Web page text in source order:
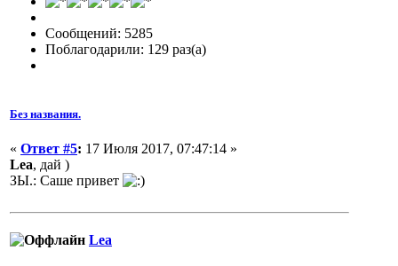
Сообщений: 5285
Поблагодарили: 129 раз(а)
Без названия.
« Ответ #5: 17 Июля 2017, 07:47:14 »
Lea, дай )
ЗЫ.: Саше привет
Lea